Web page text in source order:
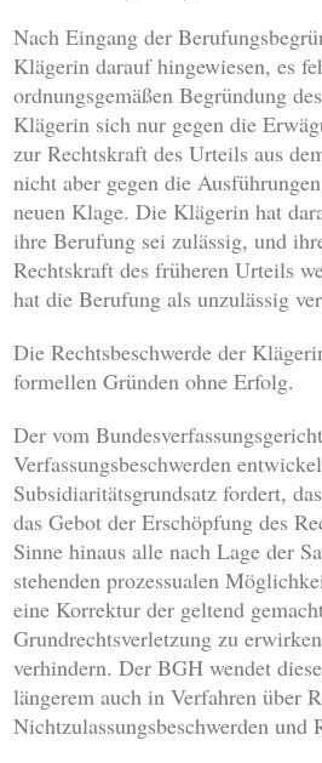
Nach Eingang der
Klägerin darauf hingewiesen, es
ordnungsgemäßen Begründung
Klägerin sich nur gegen die
zur Rechtskraft des Urteils aus
nicht aber gegen die
neuen Klage. Die Klägerin hat
ihre Berufung sei zulässig, und
Rechtskraft des früheren Urteils
hat die Berufung als unzulässig
Die Rechtsbeschwerde der
formellen Gründen ohne Erfolg.
Der vom
Verfassungsbeschwerden
Subsidiaritätsgrundsatz fordert,
das Gebot der Erschöpfung des
Sinne hinaus alle nach Lage der
stehenden prozessualen
eine Korrektur der geltend
Grundrechtsverletzung zu
verhindern. Der BGH wendet
längerem auch in Verfahren über
Nichtzulassungsbeschwerden und